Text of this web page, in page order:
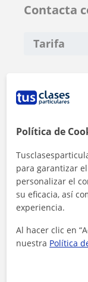
Contacta
Tarifa
Al hacer clic,
Política de
para garantizar
personalizar el
su eficacia, así
experiencia.
Al hacer clic en
nuestra Política